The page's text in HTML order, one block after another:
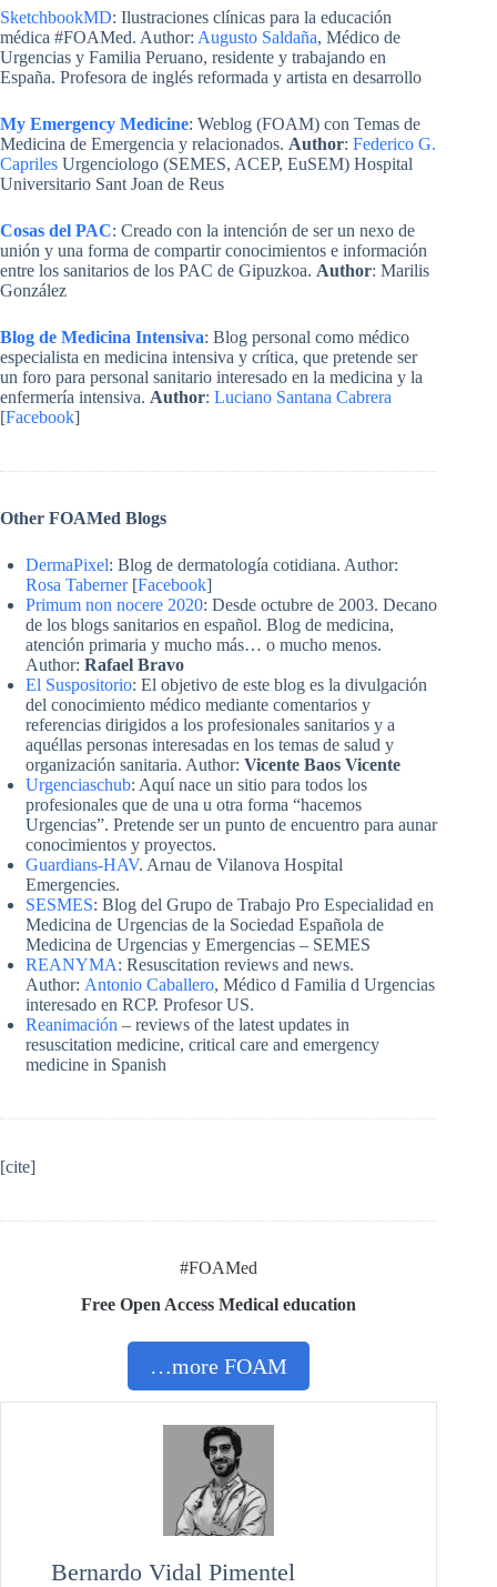
SketchbookMD: Ilustraciones clínicas para la educación
médica #FOAMed. Author: Augusto Saldaña, Médico de
Urgencias y Familia Peruano, residente y trabajando en
España. Profesora de inglés reformada y artista en desarrollo
My Emergency Medicine: Weblog (FOAM) con Temas de
Medicina de Emergencia y relacionados. Author: Federico G.
Capriles Urgenciologo (SEMES, ACEP, EuSEM) Hospital
Universitario Sant Joan de Reus
Cosas del PAC: Creado con la intención de ser un nexo de
unión y una forma de compartir conocimientos e información
entre los sanitarios de los PAC de Gipuzkoa. Author: Marilis
González
Blog de Medicina Intensiva: Blog personal como médico
especialista en medicina intensiva y crítica, que pretende ser
un foro para personal sanitario interesado en la medicina y la
enfermería intensiva. Author: Luciano Santana Cabrera
[Facebook]
Other FOAMed Blogs
DermaPixel: Blog de dermatología cotidiana. Author:
Rosa Taberner[Facebook]
Primum non nocere 2020: Desde octubre de 2003. Decano
de los blogs sanitarios en español. Blog de medicina,
atención primaria y mucho más… o mucho menos.
Author: Rafael Bravo
El Suspositorio: El objetivo de este blog es la divulgación
del conocimiento médico mediante comentarios y
referencias dirigidos a los profesionales sanitarios y a
aquéllas personas interesadas en los temas de salud y
organización sanitaria. Author: Vicente Baos Vicente
Urgenciaschub: Aquí nace un sitio para todos los
profesionales que de una u otra forma “hacemos
Urgencias”. Pretende ser un punto de encuentro para aunar
conocimientos y proyectos.
Guardians-HAV. Arnau de Vilanova Hospital
Emergencies.
SESMES: Blog del Grupo de Trabajo Pro Especialidad en
Medicina de Urgencias de la Sociedad Española de
Medicina de Urgencias y Emergencias – SEMES
REANYMA: Resuscitation reviews and news.
Author: Antonio Caballero, Médico d Familia d Urgencias
interesado en RCP. Profesor US.
Reanimación – reviews of the latest updates in
resuscitation medicine, critical care and emergency
medicine in Spanish
[cite]
#FOAMed
Free Open Access Medical education
…more FOAM
Bernardo Vidal Pimentel